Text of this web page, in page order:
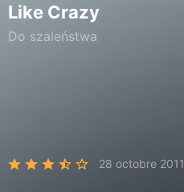
Like Crazy
Do szaleństwa
28 octobre 2011